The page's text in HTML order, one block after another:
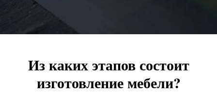
Из каких этапов состоит
изготовление мебели?